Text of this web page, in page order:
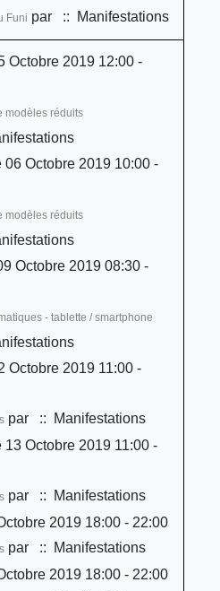
Funi par :: Manifestations
Octobre 2019 12:00 -
modèles réduits
06 Octobre 2019 10:00 -
modèles réduits
Octobre 2019 08:30 -
- tablette / smartphone
Octobre 2019 11:00 -
par
:: Manifestations
13 Octobre 2019 11:00 -
par
:: Manifestations
2019 18:00 - 22:00
par
:: Manifestations
2019 18:00 - 22:00